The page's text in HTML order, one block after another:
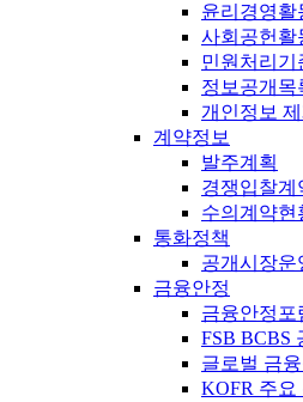
윤리경영활
사회공헌활
민원처리기
정보공개목
개인정보
계약정보
발주계획
경쟁입찰계
수의계약현
통화정책
공개시장운
금융안정
금융안정포
FSB BCBS
글로벌 금
KOFR 주요